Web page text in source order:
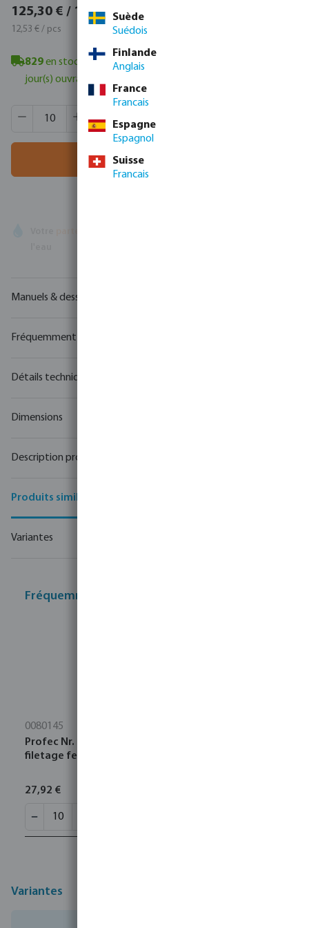
125,30 € / 10 pcs
12,53 € / pcs
829en stock à Veghel, NL- délai de livraison minimum : 1-2
jour(s) ouvrable(s)
Quantité de produit : Entrez la quantité souhaitée ou
MSQ:
Ajouter au panier
Manuels & dessins
Fréquemment achetés ensemble
Détails techniques
Dimensions
Description produit
Produits similaires
Variantes
Fréquemment achetés ensemble
0080145
Profec Nr. 270 Manchon acier inoxydable 316 1"
filetage femelle 16bar
27,92 €
Variantes
Suède
Suédois
Finlande
Anglais
France
Francais
Espagne
Espagnol
Suisse
Francais